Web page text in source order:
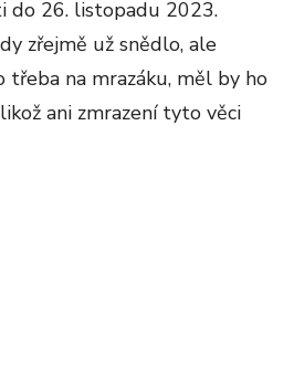
do 26. listopadu 2023.
zřejmě už snědlo, ale
třeba na mrazáku, měl by ho
ani zmrazení tyto věci